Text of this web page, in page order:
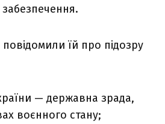
повідомили їй про підозру
— державна зрада,
воєнного стану;